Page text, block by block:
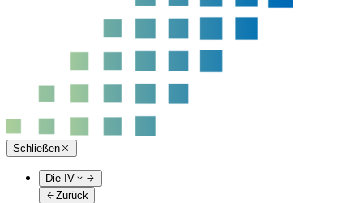
Schließen
Die IV
Zurück